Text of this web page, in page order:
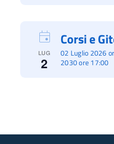
LUG
2
02 Luglio 2026
2030 ore 17:00
Corsi e